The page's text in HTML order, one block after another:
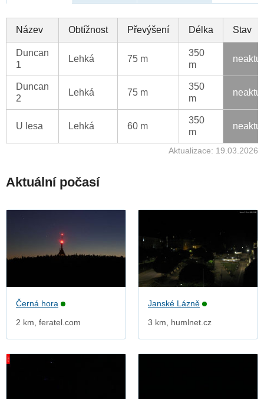
Název Obtížnost Převýšení Délka Stav
Duncan
1
Lehká 75 m
350
m
Duncan
2
Lehká 75 m
350
m
U lesa Lehká 60 m
350
m
Aktualizace: 19.03.2026
Aktuální počasí
Černá hora
2 km, feratel.com
Janské Lázně
3 km, humlnet.cz